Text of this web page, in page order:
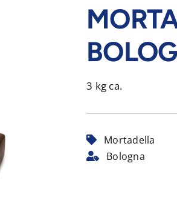
3 kg ca.
Mortadella
Bologna